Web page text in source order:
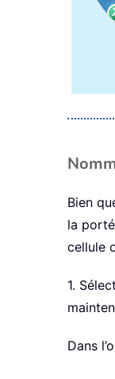
Bien
la
cellule
1.
Dans